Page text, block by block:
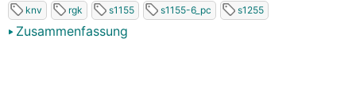
knv rgk s1155 s1155-6_pc s1255
Zusammenfassung